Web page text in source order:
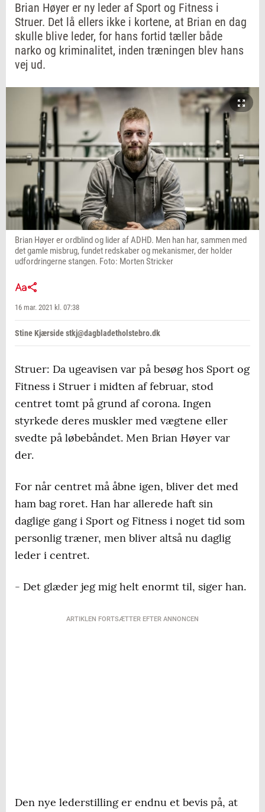
Brian Høyer er ny leder af Sport og Fitness i
Struer. Det lå ellers ikke i kortene, at Brian en dag
skulle blive leder, for hans fortid tæller både
narko og kriminalitet, inden træningen blev hans
vej ud.
Brian Høyer er ordblind og lider af ADHD. Men han har, sammen med
det gamle misbrug, fundet redskaber og mekanismer, der holder
udfordringerne stangen. Foto: Morten Stricker
16 mar. 2021 kl. 07:38
Stine Kjærside stkj@dagbladetholstebro.dk
Struer: Da ugeavisen var på besøg hos Sport og
Fitness i Struer i midten af februar, stod
centret tomt på grund af corona. Ingen
styrkede deres muskler med vægtene eller
svedte på løbebåndet. Men Brian Høyer var
der.
For når centret må åbne igen, bliver det med
ham bag roret. Han har allerede haft sin
daglige gang i Sport og Fitness i noget tid som
personlig træner, men bliver altså nu daglig
leder i centret.
- Det glæder jeg mig helt enormt til, siger han.
ARTIKLEN FORTSÆTTER EFTER ANNONCEN
Den nye lederstilling er endnu et bevis på, at